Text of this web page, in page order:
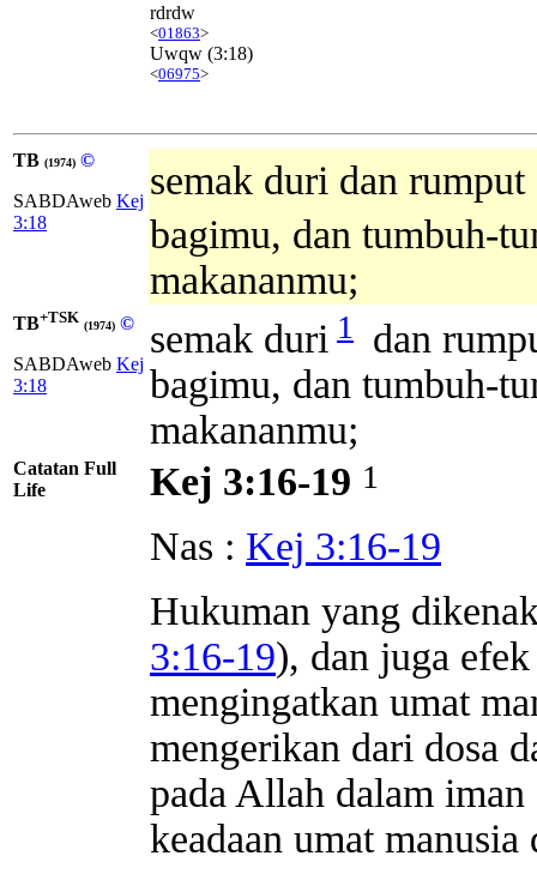
rdrdw
<01863>
Uwqw (3:18)
<06975>
TB (1974) ©
SABDAweb Kej
3:18
semak duri dan
bagimu, dan tumbuh-
makananmu;
TB+TSK (1974) ©
SABDAweb Kej
3:18
semak duri 1
dan
bagimu, dan tumbuh-
makananmu;
Catatan Full
Life
Kej 3:16-19 1
Nas : Kej 3:16-19
Hukuman yang
3:16-19), dan juga
mengingatkan umat
mengerikan dari dosa
pada Allah dalam
keadaan umat